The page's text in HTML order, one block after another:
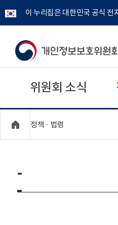
이 누리집은 대한민국 공식 전
개
보
보
위
위원회 소식
정책 · 법령
-